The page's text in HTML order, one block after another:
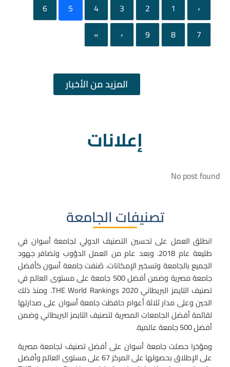
‹
1
2
3
4
5
6
7
8
9
›
»
المزيد من الأخبار
إعلانات
No post found
تصنيفات الجامعة
انطلق العمل على تحسين التصنيف الدولي لجامعة أسوان في
طليعة عام 2018. وبعد عام من العمل الدؤوب وتضافر جهود
الجميع بالجامعة وتسخير الإمكانات، صُنفت جامعة أسون كأفضل
جامعة مصرية وضمن أفضل 500 جامعة على مستوى العالم في
تصنيف التايمز البريطانيTHE World Rankings 2020. ومنذ ذلك
الحين وعلى مدار ثلاثة أعوام حافظت جامعة أسوان على صدارتها
لقائمة أفضل الجامعات المصرية لتصنيف التايمز البريطاني وضمن
أفضل 500 جامعة عالمية.
ومؤخرا حصلت جامعة أسوان على أفضل تصنيف لجامعة مصرية
على الإطلاق بحصولها على المركز 67 على مستوى العالم وأفضل